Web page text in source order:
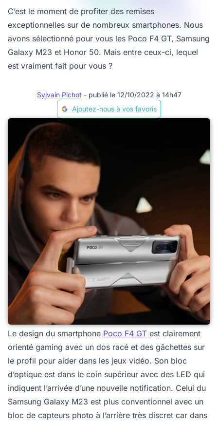
C’est le moment de profiter des remises
exceptionnelles sur de nombreux smartphones. Nous
avons sélectionné pour vous les Poco F4 GT, Samsung
Galaxy M23 et Honor 50. Mais entre ceux-ci, lequel
est vraiment fait pour vous ?
Sylvain Pichot - publié le 12/10/2022 à 14h47
Ajoutez-nous à vos favoris
Le design du smartphone Poco F4 GT est clairement
orienté gaming avec un dos racé et des gâchettes sur
le profil pour aider dans les jeux vidéo. Son bloc
d’optique est dans le coin supérieur avec des LED qui
indiquent l’arrivée d’une nouvelle notification. Celui du
Samsung Galaxy M23 est plus conventionnel avec un
bloc de capteurs photo à l’arrière très discret car dans